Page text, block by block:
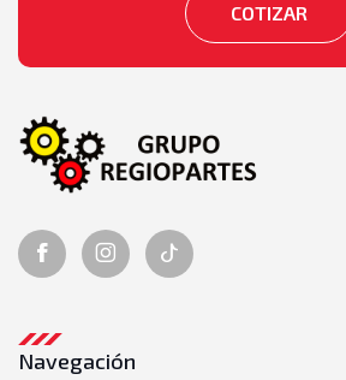
COTIZAR
Navegación